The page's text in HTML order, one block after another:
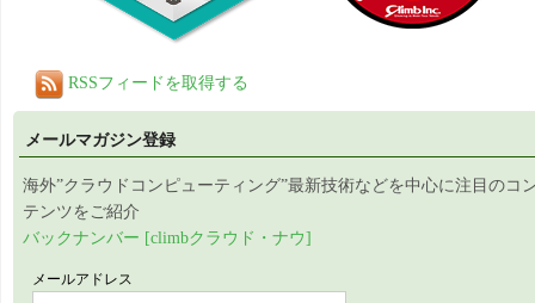
RSSフィードを取得する
メールマガジン登録
海外”クラウドコンピューティング”最新技術などを中心に注目のコ
テンツをご紹介
バックナンバー [climbクラウド・ナウ]